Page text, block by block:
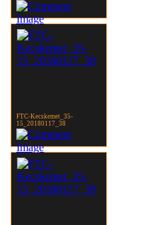
FTC-Kecskemet_35-
15_20180117_38